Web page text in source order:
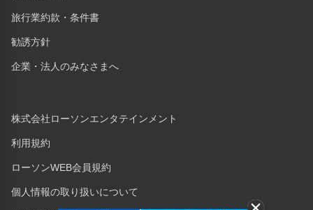
旅行業約款・条件書
勧誘方針
企業・法人のみなさまへ
株式会社ローソンエンタテインメント
利用規約
ローソンWEB会員規約
個人情報の取り扱いについて